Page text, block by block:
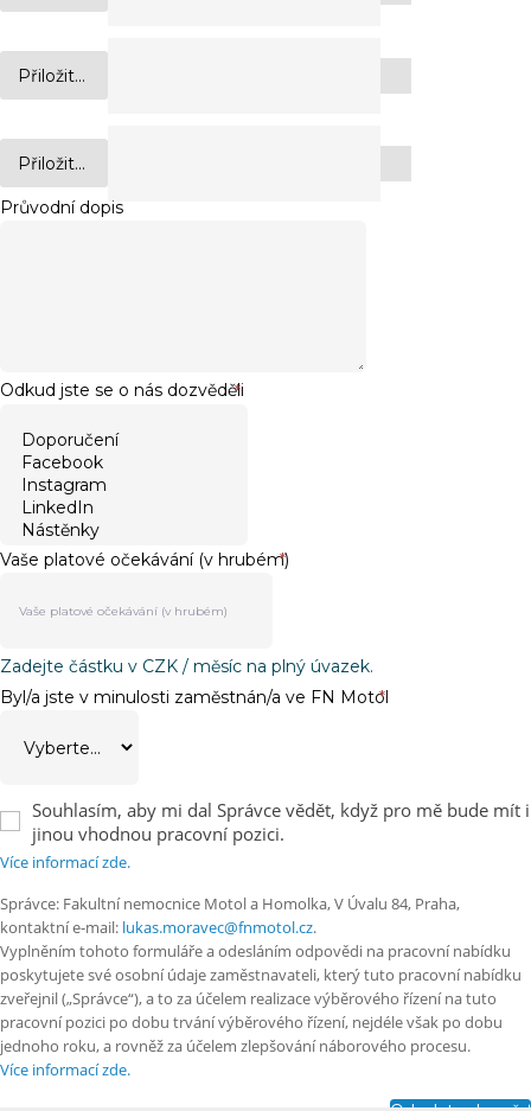
Přiložit...
Přiložit...
Průvodní dopis
Odkud jste se o nás dozvěděli
*
Vaše platové očekávání (v hrubém)
*
Zadejte částku v CZK / měsíc na plný úvazek.
Byl/a jste v minulosti zaměstnán/a ve FN Motol
*
Souhlasím, aby mi dal Správce vědět, když pro mě bude mít i
jinou vhodnou pracovní pozici.
Více informací zde.
Správce: Fakultní nemocnice Motol a Homolka, V Úvalu 84, Praha,
kontaktní e-mail: lukas.moravec@fnmotol.cz.
Vyplněním tohoto formuláře a odesláním odpovědi na pracovní nabídku
poskytujete své osobní údaje zaměstnavateli, který tuto pracovní nabídku
zveřejnil („Správce“), a to za účelem realizace výběrového řízení na tuto
pracovní pozici po dobu trvání výběrového řízení, nejdéle však po dobu
jednoho roku, a rovněž za účelem zlepšování náborového procesu.
Více informací zde.